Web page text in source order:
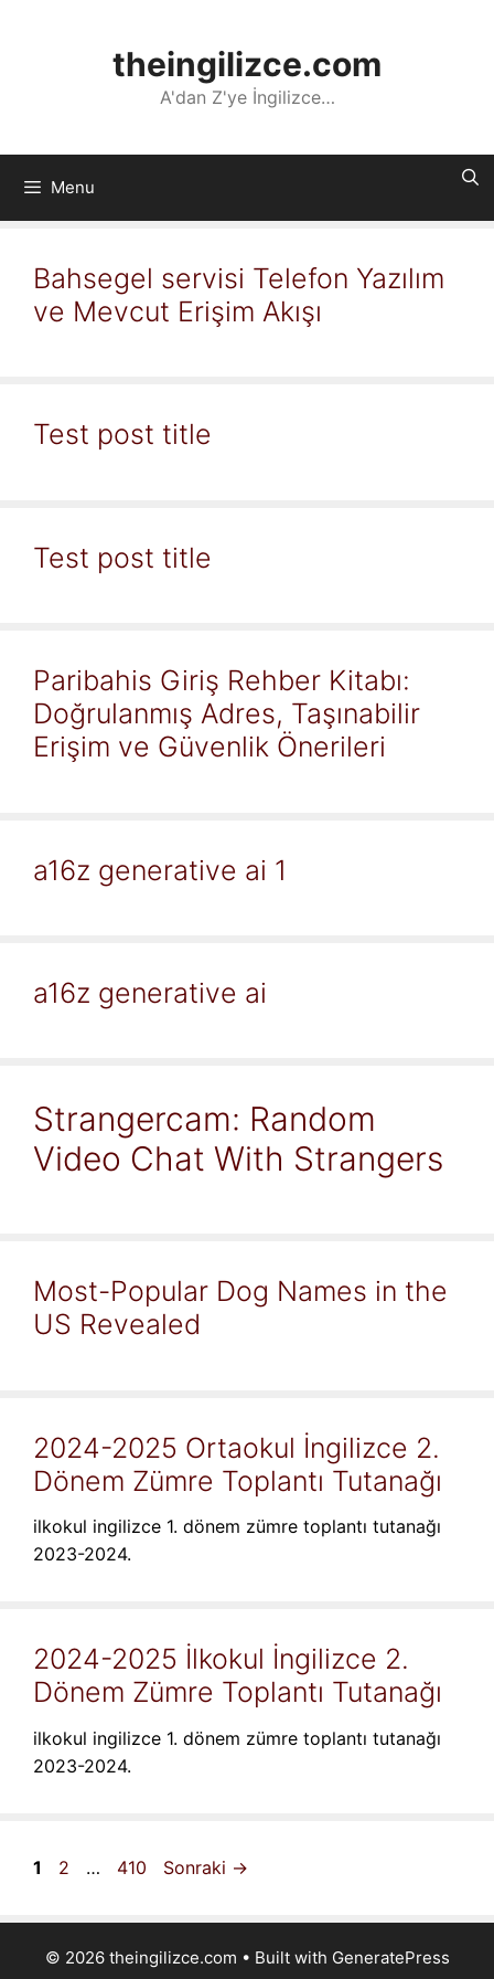
theingilizce.com
A'dan Z'ye İngilizce…
Menu
Bahsegel servisi Telefon Yazılım
ve Mevcut Erişim Akışı
Test post title
Test post title
Paribahis Giriş Rehber Kitabı:
Doğrulanmış Adres, Taşınabilir
Erişim ve Güvenlik Önerileri
a16z generative ai 1
a16z generative ai
Strangercam: Random
Video Chat With Strangers
Most-Popular Dog Names in the
US Revealed
2024-2025 Ortaokul İngilizce 2.
Dönem Zümre Toplantı Tutanağı
ilkokul ingilizce 1. dönem zümre toplantı tutanağı
2023-2024.
2024-2025 İlkokul İngilizce 2.
Dönem Zümre Toplantı Tutanağı
ilkokul ingilizce 1. dönem zümre toplantı tutanağı
2023-2024.
Sayfa
1 Sayfa
2 … Sayfa
410 Sonraki →
© 2026 theingilizce.com • Built with GeneratePress